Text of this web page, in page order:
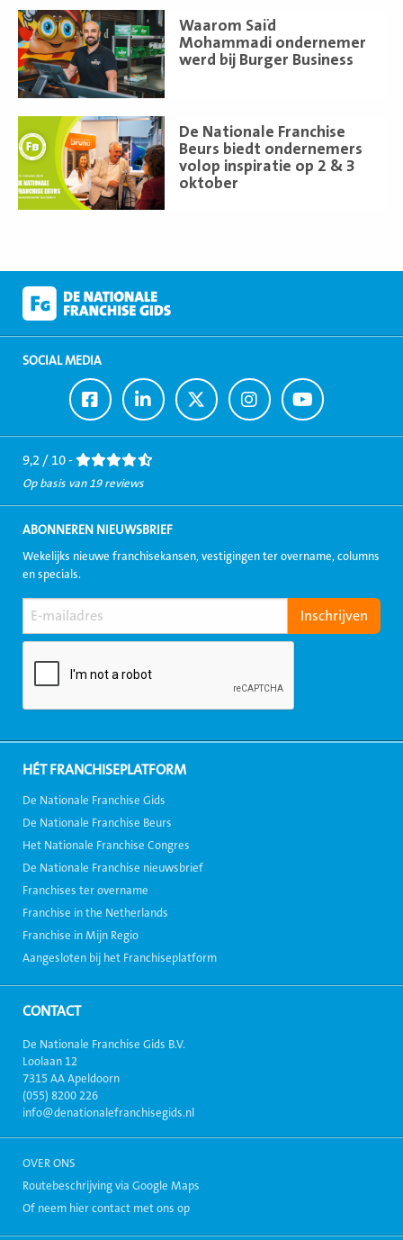
Waarom Saïd
Mohammadi ondernemer
werd bij Burger Business
Lees
meer
De Nationale Franchise
Beurs biedt ondernemers
volop inspiratie op 2 & 3
oktober
meer
SOCIAL MEDIA
Ga
naar
Facebook
Ga
naar
LinkedIn
Ga
naar
Twitter
Ga
naar
Instagram
Ga
naar
Youtube
9,2 / 10 -
Op basis van 19 reviews
ABONNEREN NIEUWSBRIEF
Wekelijks nieuwe franchisekansen, vestigingen ter overname, columns
en specials.
HÉT FRANCHISEPLATFORM
De Nationale Franchise Gids
De Nationale Franchise Beurs
Het Nationale Franchise Congres
De Nationale Franchise nieuwsbrief
Franchises ter overname
Franchise in the Netherlands
Franchise in Mijn Regio
Aangesloten bij het Franchiseplatform
CONTACT
De Nationale Franchise Gids B.V.
Loolaan 12
7315 AA Apeldoorn
(055) 8200 226
info@denationalefranchisegids.nl
OVER ONS
Routebeschrijving via Google Maps
Of neem hier contact met ons op